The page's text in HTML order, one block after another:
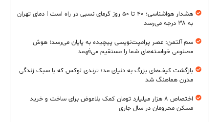
هشدار هواشناسی؛ ۴۰ تا ۵۰ روز گرمای نسبی در راه است | دمای تهران
به ۳۸ درجه می‌رسد
سم آلتمن: عصر پرامپت‌نویسی پیچیده به پایان می‌رسد؛ هوش
مصنوعی خواسته‌های شما را مستقیم می‌فهمد
بازگشت کیف‌های بزرگ به دنیای مد؛ ترندی لوکس که با سبک زندگی
مدرن هماهنگ شد
اختصاص ۸ هزار میلیارد تومان کمک بلاعوض برای ساخت و خرید
مسکن محرومان در سال جاری